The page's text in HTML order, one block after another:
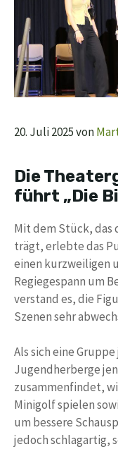
20. Juli 2025von
Die
führt „Die
Mit dem Stück, das
trägt, erlebte das
einen kurzweiligen
Regiegespann um
verstand es, die
Szenen sehr
Als sich eine
Jugendherberge
zusammenfindet,
Minigolf spielen
um bessere
jedoch schlagartig,